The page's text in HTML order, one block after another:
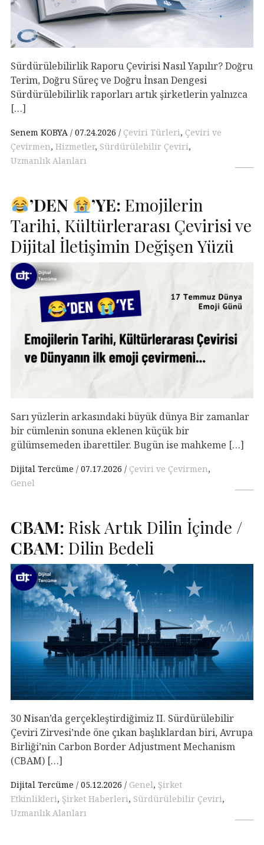
Sürdürülebilirlik Raporu Çevirisi Nasıl Yapılır? Doğru
Terim, Doğru Süreç ve Doğru İnsan Dengesi
Sürdürülebilirlik raporları artık şirketlerin yalnızca
[…]
Senem KOBYA 07.24.2026 Çeviri Türleri, Çeviri ve
Çevirmen, Hizmetler, Sürdürülebilir Çeviri,
Uzmanlık Alanları
’DEN ’YE: Emojilerin
Tarihi, Kültürlerarası Çevirisi ve
Dijital İletişimin Değişen Yüzü
Sarı yüzlerin arkasındaki büyük dünya Bir zamanlar
bir cümlenin sonuna eklenen küçük bir
gülümsemeden ibarettiler. Bugün ise mahkeme […]
Dijital Tercüme 07.17.2026 Çeviri ve Çevirmen,
Genel
CBAM: Risk Artık Dilin İçinde /
CBAM: Dilin Bedeli
30 Nisan’da gerçekleştirdiğimiz II. Sürdürülebilir
Çeviri Zirvesi’nde öne çıkan başlıklardan biri, Avrupa
Birliği’nin Carbon Border Adjustment Mechanism
(CBAM) […]
Dijital Tercüme 05.12.2026 Genel, Şirket
Etkinlikleri, Şirket Haberleri, Sürdürülebilir Çeviri,
Uzmanlık Alanları